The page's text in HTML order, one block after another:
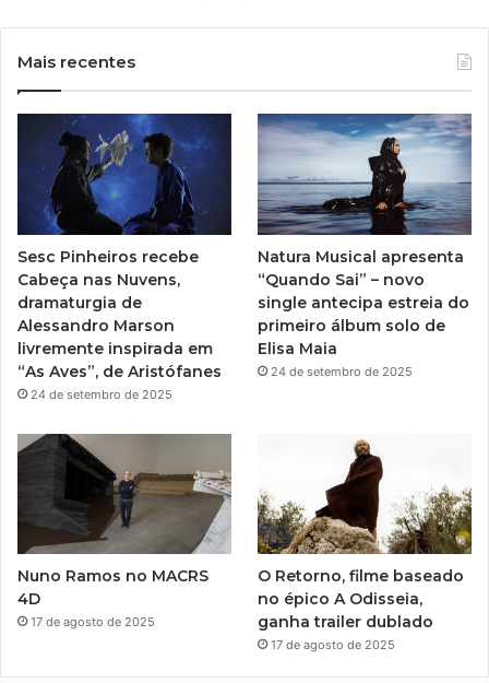
e
g
r
a
m
Mais recentes
Sesc Pinheiros recebe
Cabeça nas Nuvens,
dramaturgia de
Alessandro Marson
livremente inspirada em
“As Aves”, de Aristófanes
24 de setembro de 2025
Natura Musical apresenta
“Quando Sai” – novo
single antecipa estreia do
primeiro álbum solo de
Elisa Maia
24 de setembro de 2025
Nuno Ramos no MACRS
4D
17 de agosto de 2025
O Retorno, filme baseado
no épico A Odisseia,
ganha trailer dublado
17 de agosto de 2025